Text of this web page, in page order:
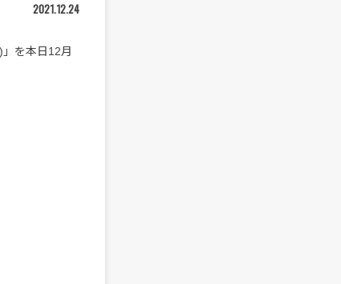
2021.12.24
を本日12月